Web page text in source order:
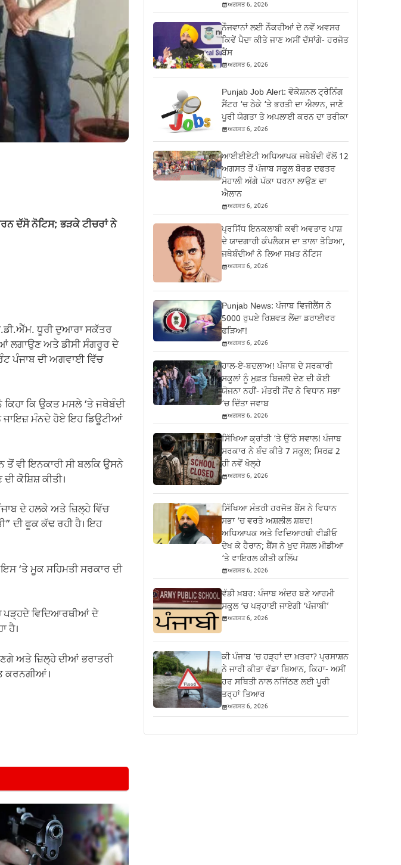
ਦੱਸੋ ਨੋਟਿਸ; ਭੜਕੇ ਟੀਚਰਾਂ ਨੇ
ਧੂਰੀ ਦੁਆਰਾ ਸਕੱਤਰ
ਲਗਾਉਣ ਅਤੇ ਡੀਸੀ ਸੰਗਰੂਰ ਦੇ
ਪੰਜਾਬ ਦੀ ਅਗਵਾਈ ਵਿੱਚ
ਕਿ ਉਕਤ ਮਸਲੇ ‘ਤੇ ਜਥੇਬੰਦੀ
ਜਾਇਜ਼ ਮੰਨਦੇ ਹੋਏ ਇਹ ਡਿਊਟੀਆਂ
ਵੀ ਇਨਕਾਰੀ ਸੀ ਬਲਕਿ ਉਸਨੇ
ਕੋਸ਼ਿਸ਼ ਕੀਤੀ।
ਦੇ ਹਲਕੇ ਅਤੇ ਜ਼ਿਲ੍ਹੇ ਵਿੱਚ
ਦੀ ਫੂਕ ਕੱਢ ਰਹੀ ਹੈ। ਇਹ
‘ਤੇ ਮੂਕ ਸਹਿਮਤੀ ਸਰਕਾਰ ਦੀ
ਪੜ੍ਹਦੇ ਵਿਦਿਆਰਥੀਆਂ ਦੇ
ਹੈ।
ਅਤੇ ਜ਼ਿਲ੍ਹੇ ਦੀਆਂ ਭਰਾਤਰੀ
ਕਰਨਗੀਆਂ।
ਅਗਸਤ 6, 2026
ਨੌਜਵਾਨਾਂ ਲਈ ਨੌਕਰੀਆਂ ਦੇ ਨਵੇਂ ਅਵਸਰ
ਕਿਵੇਂ ਪੈਦਾ ਕੀਤੇ ਜਾਣ ਅਸੀਂ ਦੱਸਾਂਗੇ- ਹਰਜੋਤ
ਬੈਂਸ
ਅਗਸਤ 6, 2026
Punjab Job Alert: ਵੋਕੇਸ਼ਨਲ ਟ੍ਰੇਨਿੰਗ
ਸੈਂਟਰ ‘ਚ ਠੇਕੇ ‘ਤੇ ਭਰਤੀ ਦਾ ਐਲਾਨ, ਜਾਣੋ
ਪੂਰੀ ਯੋਗਤਾ ਤੇ ਅਪਲਾਈ ਕਰਨ ਦਾ ਤਰੀਕਾ
ਅਗਸਤ 6, 2026
ਆਈਈਏਟੀ ਅਧਿਆਪਕ ਜਥੇਬੰਦੀ ਵੱਲੋਂ 12
ਅਗਸਤ ਤੋਂ ਪੰਜਾਬ ਸਕੂਲ ਬੋਰਡ ਦਫਤਰ
ਮੋਹਾਲੀ ਅੱਗੇ ਪੱਕਾ ਧਰਨਾ ਲਾਉਣ ਦਾ
ਐਲਾਨ
ਅਗਸਤ 6, 2026
ਪ੍ਰਸਿੱਧ ਇਨਕਲਾਬੀ ਕਵੀ ਅਵਤਾਰ ਪਾਸ਼
ਦੇ ਯਾਦਗਾਰੀ ਕੰਪਲੈਕਸ ਦਾ ਤਾਲਾ ਤੋੜਿਆ,
ਜਥੇਬੰਦੀਆਂ ਨੇ ਲਿਆ ਸਖ਼ਤ ਨੋਟਿਸ
ਅਗਸਤ 6, 2026
Punjab News: ਪੰਜਾਬ ਵਿਜੀਲੈਂਸ ਨੇ
5000 ਰੁਪਏ ਰਿਸ਼ਵਤ ਲੈਂਦਾ ਡਰਾਈਵਰ
ਫੜਿਆ!
ਅਗਸਤ 6, 2026
ਹਾਲ-ਏ-ਬਦਲਾਅ! ਪੰਜਾਬ ਦੇ ਸਰਕਾਰੀ
ਸਕੂਲਾਂ ਨੂੰ ਮੁਫ਼ਤ ਬਿਜਲੀ ਦੇਣ ਦੀ ਕੋਈ
ਯੋਜਨਾ ਨਹੀਂ- ਮੰਤਰੀ ਸੌਂਦ ਨੇ ਵਿਧਾਨ ਸਭਾ
‘ਚ ਦਿੱਤਾ ਜਵਾਬ
ਅਗਸਤ 6, 2026
ਸਿੱਖਿਆ ਕ੍ਰਾਂਤੀ ‘ਤੇ ਉੱਠੇ ਸਵਾਲ! ਪੰਜਾਬ
ਸਰਕਾਰ ਨੇ ਬੰਦ ਕੀਤੇ 7 ਸਕੂਲ; ਸਿਰਫ਼ 2
ਹੀ ਨਵੇਂ ਖੋਲ੍ਹੇ
ਅਗਸਤ 6, 2026
ਸਿੱਖਿਆ ਮੰਤਰੀ ਹਰਜੋਤ ਬੈਂਸ ਨੇ ਵਿਧਾਨ
ਸਭਾ ‘ਚ ਵਰਤੇ ਅਸ਼ਲੀਲ ਸ਼ਬਦ!
ਅਧਿਆਪਕ ਅਤੇ ਵਿਦਿਆਰਥੀ ਵੀਡੀਓ
ਦੇਖ ਕੇ ਹੈਰਾਨ; ਬੈਂਸ ਨੇ ਖੁਦ ਸੋਸ਼ਲ ਮੀਡੀਆ
‘ਤੇ ਵਾਇਰਲ ਕੀਤੀ ਕਲਿੱਪ
ਅਗਸਤ 6, 2026
ਵੱਡੀ ਖ਼ਬਰ: ਪੰਜਾਬ ਅੰਦਰ ਬਣੇ ਆਰਮੀ
ਸਕੂਲ ‘ਚ ਪੜ੍ਹਾਈ ਜਾਏਗੀ ‘ਪੰਜਾਬੀ’
ਅਗਸਤ 6, 2026
ਕੀ ਪੰਜਾਬ ‘ਚ ਹੜ੍ਹਾਂ ਦਾ ਖ਼ਤਰਾ? ਪ੍ਰਸਾਸ਼ਨ
ਨੇ ਜਾਰੀ ਕੀਤਾ ਵੱਡਾ ਬਿਆਨ, ਕਿਹਾ- ਅਸੀਂ
ਹਰ ਸਥਿਤੀ ਨਾਲ ਨਜਿੱਠਣ ਲਈ ਪੂਰੀ
ਤਰ੍ਹਾਂ ਤਿਆਰ
ਅਗਸਤ 6, 2026